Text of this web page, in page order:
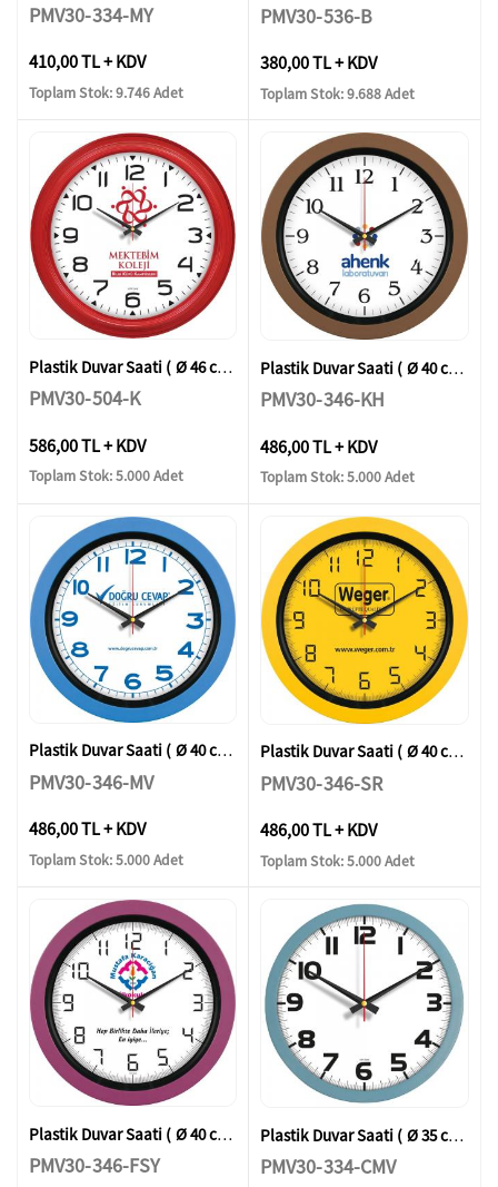
PMV30-334-MY
410,00 TL + KDV
Toplam Stok: 9.746 Adet
PMV30-536-B
380,00 TL + KDV
Toplam Stok: 9.688 Adet
Plastik Duvar Saati ( Ø 46 cm )
PMV30-504-K
586,00 TL + KDV
Toplam Stok: 5.000 Adet
Plastik Duvar Saati ( Ø 40 cm )
PMV30-346-KH
486,00 TL + KDV
Toplam Stok: 5.000 Adet
Plastik Duvar Saati ( Ø 40 cm )
PMV30-346-MV
486,00 TL + KDV
Toplam Stok: 5.000 Adet
Plastik Duvar Saati ( Ø 40 cm )
PMV30-346-SR
486,00 TL + KDV
Toplam Stok: 5.000 Adet
Plastik Duvar Saati ( Ø 40 cm )
PMV30-346-FSY
Plastik Duvar Saati ( Ø 35 cm )
PMV30-334-CMV